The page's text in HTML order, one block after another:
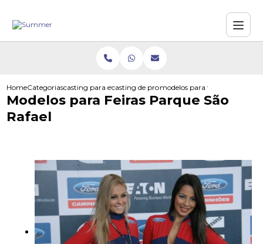
HomeCategoriascasting para eventoscasting de promotores para supermercados
modelos para feiras parque
Modelos para Feiras Parque São
Rafael